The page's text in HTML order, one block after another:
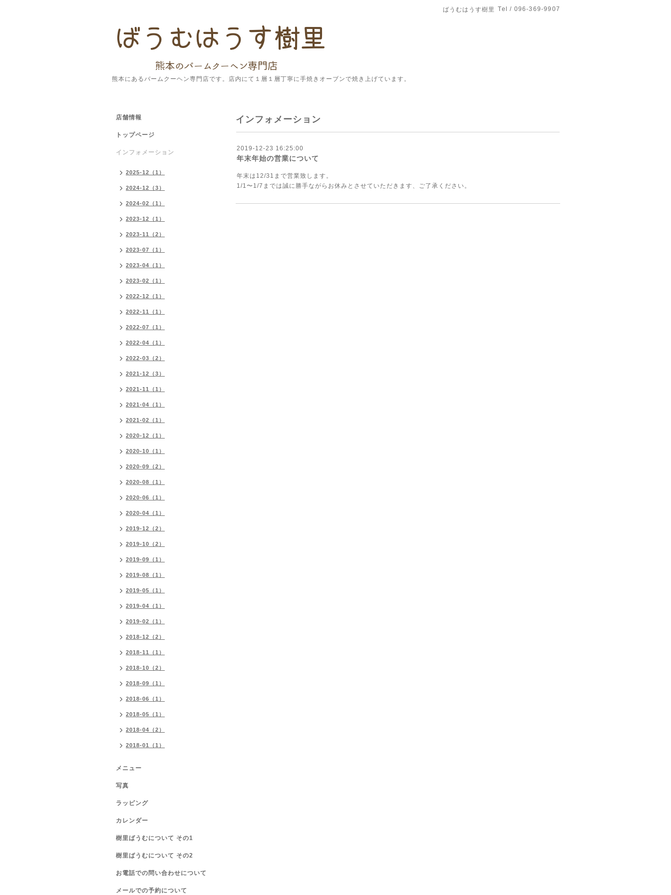
ばうむはうす樹里 Tel / 096-369-9907
熊本にあるバームクーヘン専門店です。店内にて１層１層丁寧に手焼きオーブンで焼き上げています。
インフォメーション
2019-12-23 16:25:00
年末年始の営業について
年末は12/31まで営業致します。
1/1〜1/7までは誠に勝手ながらお休みとさせていただきます、ご了承ください。
店舗情報
トップページ
インフォメーション
2025-12（1）
2024-12（3）
2024-02（1）
2023-12（1）
2023-11（2）
2023-07（1）
2023-04（1）
2023-02（1）
2022-12（1）
2022-11（1）
2022-07（1）
2022-04（1）
2022-03（2）
2021-12（3）
2021-11（1）
2021-04（1）
2021-02（1）
2020-12（1）
2020-10（1）
2020-09（2）
2020-08（1）
2020-06（1）
2020-04（1）
2019-12（2）
2019-10（2）
2019-09（1）
2019-08（1）
2019-05（1）
2019-04（1）
2019-02（1）
2018-12（2）
2018-11（1）
2018-10（2）
2018-09（1）
2018-06（1）
2018-05（1）
2018-04（2）
2018-01（1）
メニュー
写真
ラッピング
カレンダー
樹里ばうむについて その1
樹里ばうむについて その2
お電話での問い合わせについて
メールでの予約について